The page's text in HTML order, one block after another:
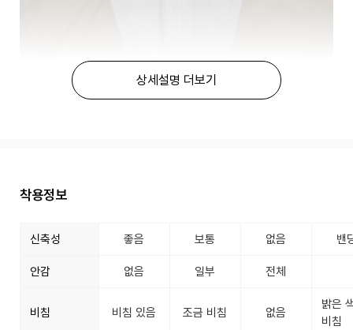
상세설명 더보기
착용정보
신축성 좋음 보통 없음 밴
안감 없음 일부 전체
비침 비침 있음 조금 비침 없음
밝은
비침